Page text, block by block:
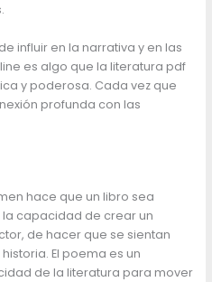
influir en la narrativa y en las
es algo que la literatura pdf
y poderosa. Cada vez que
profunda con las
hace que un libro sea
capacidad de crear un
de hacer que se sientan
El poema es un
de la literatura para mover